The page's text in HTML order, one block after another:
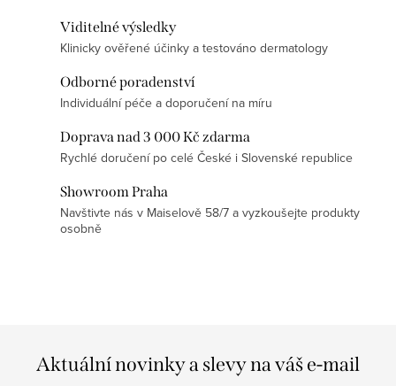
Viditelné výsledky
Klinicky ověřené účinky a testováno dermatology
Odborné poradenství
Individuální péče a doporučení na míru
Doprava nad 3 000 Kč zdarma
Rychlé doručení po celé České i Slovenské republice
Showroom Praha
Navštivte nás v Maiselově 58/7 a vyzkoušejte produkty
osobně
Aktuální novinky a slevy na váš e-mail